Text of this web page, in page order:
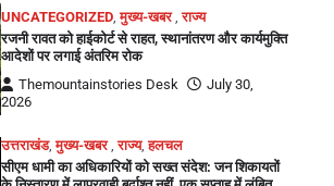
UNCATEGORIZED ,मुख्य-खबर ,राज्य
रजनी रावत को हाईकोर्ट से राहत, स्थानांतरण और कार्यमुक्ति
आदेशों पर लगाई अंतरिम रोक
Themountainstories Desk
July 30,
2026
उत्तराखंड,मुख्य-खबर,राज्य,हलचल
सीएम धामी का अधिकारियों को सख्त संदेश: जन शिकायतों